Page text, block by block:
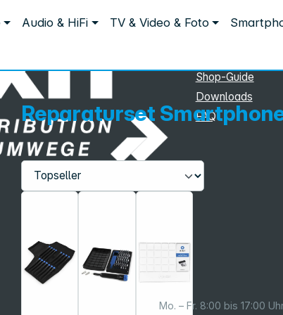
Mo. – Fr. 8:00 bis 17:00
Audio & HiFi TV & Video & Foto
Reparaturset Smartphone
Reparaturset
Shop-Guide
Downloads
FAQ